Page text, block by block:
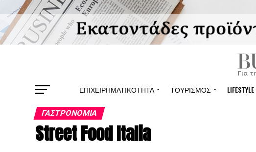
ΕΠΙΧΕΙΡΗΜΑΤΙΚΌΤΗΤΑ ΤΟΥΡΙΣΜΌΣ LIFESTYLE
ΓΑΣΤΡΟΝΟΜΊΑ
Street Food Italia